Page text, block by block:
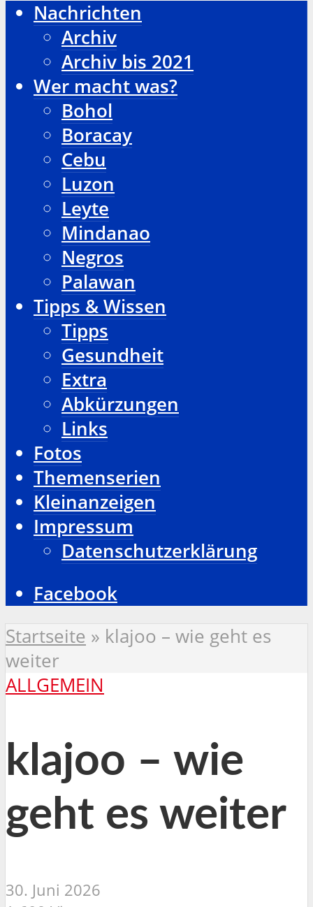
Nachrichten
Archiv
Archiv bis 2021
Wer macht was?
Bohol
Boracay
Cebu
Luzon
Leyte
Mindanao
Negros
Palawan
Tipps & Wissen
Tipps
Gesundheit
Extra
Abkürzungen
Links
Fotos
Themenserien
Kleinanzeigen
Impressum
Datenschutzerklärung
Facebook
Startseite » klajoo – wie geht es
weiter
ALLGEMEIN
klajoo – wie
geht es weiter
30. Juni 2026